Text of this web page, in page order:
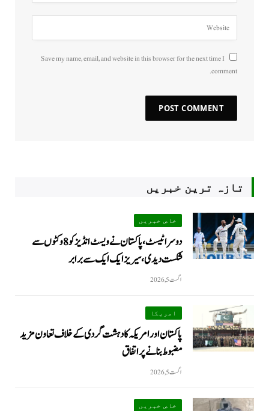
Save my name, email, and website in this browser for the next time I
comment.
تازہ ترین خبریں
خاص خبریں
دوسرا ٹیسٹ، پاکستان نے ویسٹ انڈیز کو 8 وکٹوں سے
شکست دیدی، سیریز ایک ایک سے برابر
اگست 5, 2026
امریکا
پاکستان اور امریکہ کا دہشت گردی کے خلاف تعاون مزید
مضبوط بنانے پر اتفاق
اگست 5, 2026
خاص خبریں